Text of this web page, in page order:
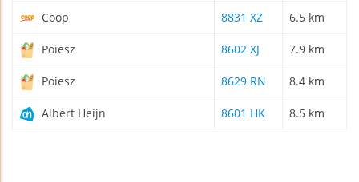
Coop 8831 XZ 6.5 km
Poiesz 8602 XJ 7.9 km
Poiesz 8629 RN 8.4 km
Albert Heijn 8601 HK 8.5 km